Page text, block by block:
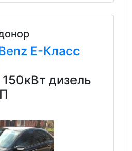
E-Класс
дизель